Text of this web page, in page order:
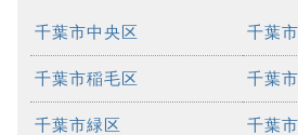
千葉市中央区 千葉
千葉市稲毛区 千葉
千葉市緑区 千葉